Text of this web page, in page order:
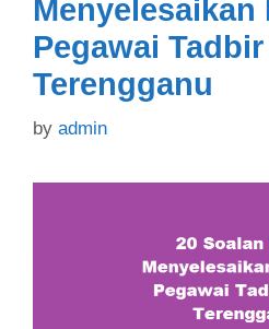
Menyelesaikan
Pegawai
Terengganu
by admin